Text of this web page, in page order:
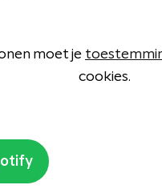
moet je
cookies.